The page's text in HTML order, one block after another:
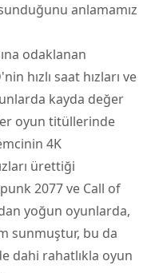
anlamamız
odaklanan
hızlı saat hızları ve
kayda değer
oyun titüllerinde
4K
ürettiği
2077 ve Call of
yoğun oyunlarda,
sunmuştur, bu da
dahi rahatlıkla oyun